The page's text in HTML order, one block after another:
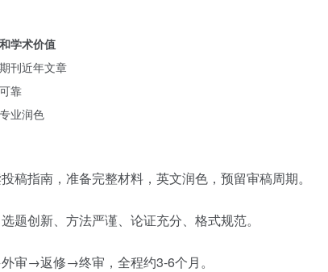
学术价值
刊近年文章
靠
业润色
稿指南，准备完整材料，英文润色，预留审稿周期。
选题创新、方法严谨、论证充分、格式规范。
审→返修→终审，全程约3-6个月。